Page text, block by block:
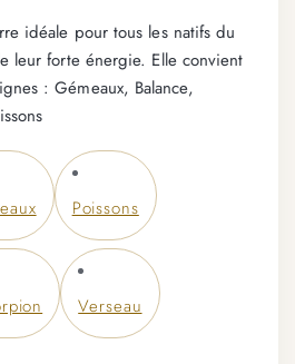
idéale pour tous les natifs du
leur forte énergie. Elle convient
: Gémeaux, Balance,
Poissons
Verseau